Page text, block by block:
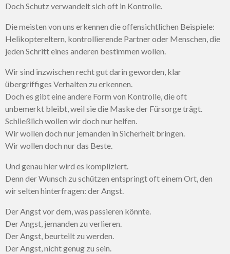
Doch Schutz verwandelt sich oft in Kontrolle.
Die meisten von uns erkennen die offensichtlichen Beispiele:
Helikoptereltern, kontrollierende Partner oder Menschen, die
jeden Schritt eines anderen bestimmen wollen.
Wir sind inzwischen recht gut darin geworden, klar
übergriffiges Verhalten zu erkennen.
Doch es gibt eine andere Form von Kontrolle, die oft
unbemerkt bleibt, weil sie die Maske der Fürsorge trägt.
Schließlich wollen wir doch nur helfen.
Wir wollen doch nur jemanden in Sicherheit bringen.
Wir wollen doch nur das Beste.
Und genau hier wird es kompliziert.
Denn der Wunsch zu schützen entspringt oft einem Ort, den
wir selten hinterfragen: der Angst.
Der Angst vor dem, was passieren könnte.
Der Angst, jemanden zu verlieren.
Der Angst, beurteilt zu werden.
Der Angst, nicht genug zu sein.